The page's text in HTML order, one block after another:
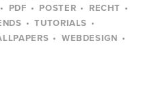
PDF POSTER
RECHT
TUTORIALS
WEBDESIGN